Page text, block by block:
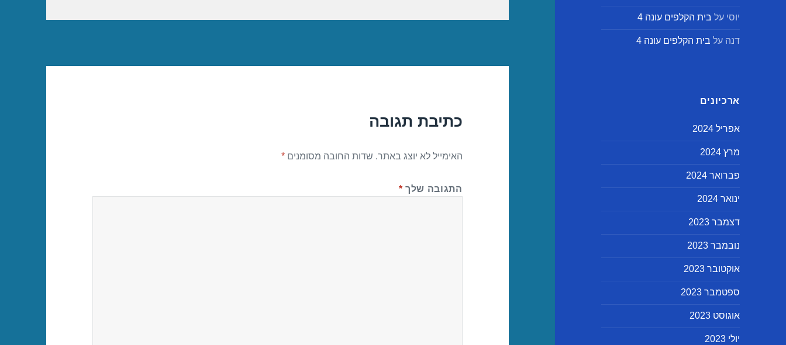
יוסי על בית הקלפים עונה 4
דנה על בית הקלפים עונה 4
ארכיונים
אפריל 2024
מרץ 2024
פברואר 2024
ינואר 2024
דצמבר 2023
נובמבר 2023
אוקטובר 2023
ספטמבר 2023
אוגוסט 2023
יולי 2023
כתיבת תגובה
האימייל לא יוצג באתר. שדות החובה מסומנים*
התגובה שלך *